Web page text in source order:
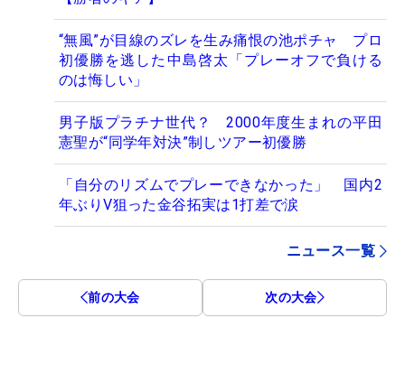
“無風”が目線のズレを生み痛恨の池ポチャ プロ
初優勝を逃した中島啓太「プレーオフで負ける
のは悔しい」
男子版プラチナ世代？ 2000年度生まれの平田
憲聖が“同学年対決”制しツアー初優勝
「自分のリズムでプレーできなかった」 国内2
年ぶりV狙った金谷拓実は1打差で涙
ニュース一覧
前の大会 次の大会